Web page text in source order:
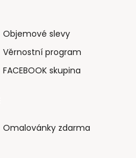
Objemové slevy
Věrnostní program
FACEBOOK skupina
Omalovánky zdarma